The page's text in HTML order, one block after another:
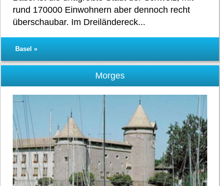
rund 170000 Einwohnern aber dennoch recht
überschaubar. Im Dreiländereck...
Basel »
Morges